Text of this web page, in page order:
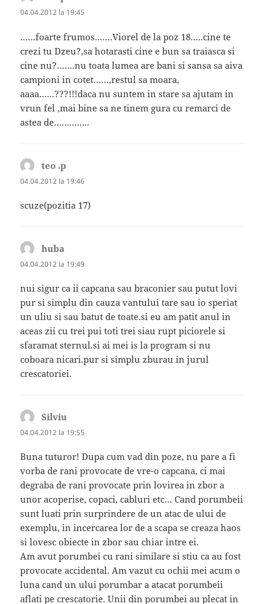
04.04.2012 la 19:45
……foarte frumos…….Viorel de la poz 18…..cine te
crezi tu Dzeu?,sa hotarasti cine e bun sa traiasca si
cine nu?…….nu toata lumea are bani si sansa sa aiva
campioni in cotet……,restul sa moara,
aaaa……???!!!daca nu suntem in stare sa ajutam in
vrun fel ,mai bine sa ne tinem gura cu remarci de
astea de…………..
teo .p
04.04.2012 la 19:46
scuze(pozitia 17)
huba
04.04.2012 la 19:49
nui sigur ca ii capcana sau braconier sau putut lovi
pur si simplu din cauza vantului tare sau io speriat
un uliu si sau batut de toate.si eu am patit anul in
aceas zii cu trei pui toti trei siau rupt piciorele si
sfaramat sternul.si ai mei is la program si nu
coboara nicari.pur si simplu zburau in jurul
crescatoriei.
Silviu
04.04.2012 la 19:55
Buna tuturor! Dupa cum vad din poze, nu pare a fi
vorba de rani provocate de vre-o capcana, ci mai
degraba de rani provocate prin lovirea in zbor a
unor acoperise, copaci, cabluri etc… Cand porumbeii
sunt luati prin surprindere de un atac de ului de
exemplu, in incercarea lor de a scapa se creaza haos
si lovesc obiecte in zbor sau chiar intre ei.
Am avut porumbei cu rani similare si stiu ca au fost
provocate accidental. Am vazut cu ochii mei acum o
luna cand un ului porumbar a atacat porumbeii
aflati pe crescatorie. Unii din porumbei au plecat in